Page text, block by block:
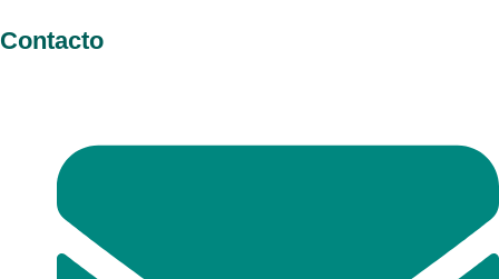
Contacto